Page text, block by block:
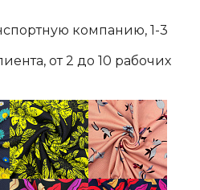
компанию, 1-3
от 2 до 10 рабочих